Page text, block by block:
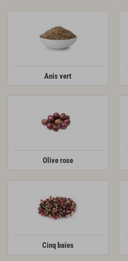
Anis vert
Olive rose
Cinq baies